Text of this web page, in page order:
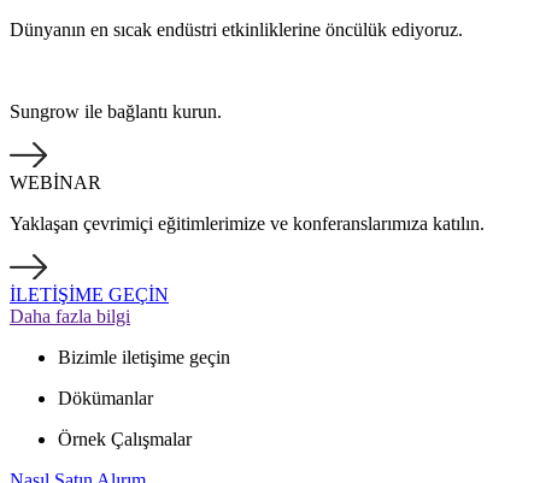
Dünyanın en sıcak endüstri etkinliklerine öncülük ediyoruz.
Sungrow ile bağlantı kurun.
WEBİNAR
Yaklaşan çevrimiçi eğitimlerimize ve konferanslarımıza katılın.
İLETİŞİME GEÇİN
Daha fazla bilgi
Bizimle iletişime geçin
Dökümanlar
Örnek Çalışmalar